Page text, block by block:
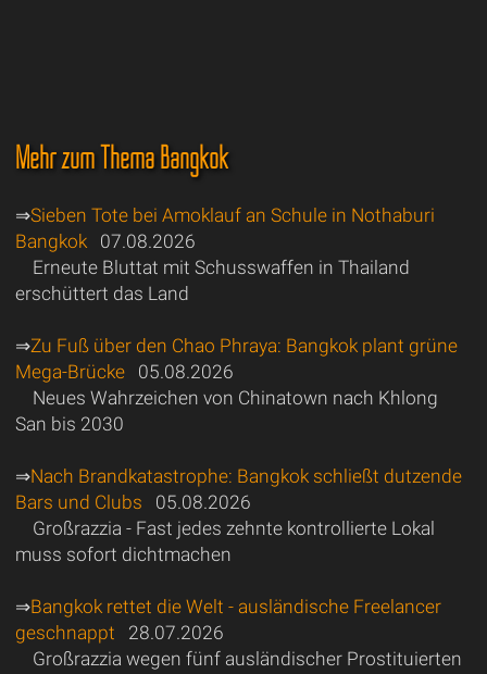
Mehr zum Thema Bangkok
⇒Sieben Tote bei Amoklauf an Schule in Nothaburi
Bangkok07.08.2026
Erneute Bluttat mit Schusswaffen in Thailand
erschüttert das Land
⇒Zu Fuß über den Chao Phraya: Bangkok plant grüne
Mega-Brücke05.08.2026
Neues Wahrzeichen von Chinatown nach Khlong
San bis 2030
⇒Nach Brandkatastrophe: Bangkok schließt dutzende
Bars und Clubs 05.08.2026
Großrazzia - Fast jedes zehnte kontrollierte Lokal
muss sofort dichtmachen
⇒Bangkok rettet die Welt - ausländische Freelancer
geschnappt 28.07.2026
Großrazzia wegen fünf ausländischer Prostituierten